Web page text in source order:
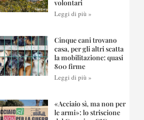
volontari
Leggi di più »
Cinque cani trovano
casa, per gli altri scatta
la mobilitazione: quasi
800 firme
Leggi di più »
«Acciaio sì, ma non per
le armi»: lo striscione